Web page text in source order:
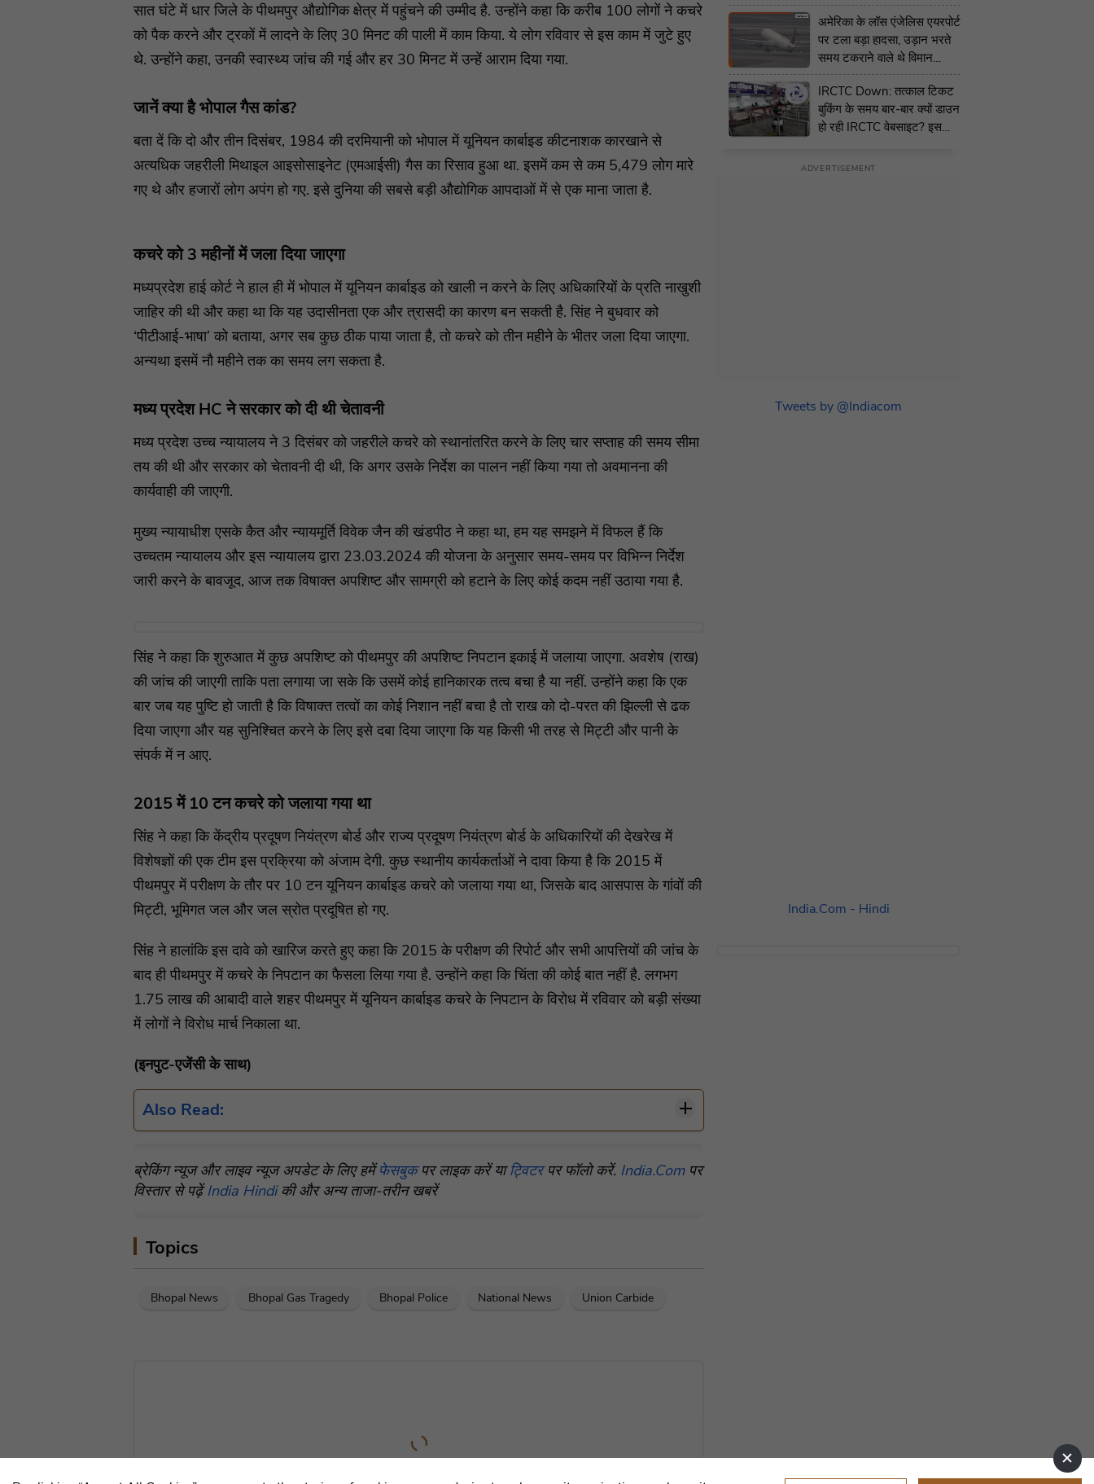
सात घंटे में धार जिले के पीथमपुर औद्योगिक क्षेत्र में पहुंचने की उम्मीद है. उन्होंने कहा कि करीब 100 लोगों ने कचरे
को पैक करने और ट्रकों में लादने के लिए 30 मिनट की पाली में काम किया. ये लोग रविवार से इस काम में जुटे हुए
थे. उन्होंने कहा, उनकी स्वास्थ्य जांच की गई और हर 30 मिनट में उन्हें आराम दिया गया.
जानें क्या है भोपाल गैस कांड?
बता दें कि दो और तीन दिसंबर, 1984 की दरमियानी को भोपाल में यूनियन कार्बाइड कीटनाशक कारखाने से
अत्यधिक जहरीली मिथाइल आइसोसाइनेट (एमआईसी) गैस का रिसाव हुआ था. इसमें कम से कम 5,479 लोग मारे
गए थे और हजारों लोग अपंग हो गए. इसे दुनिया की सबसे बड़ी औद्योगिक आपदाओं में से एक माना जाता है.
कचरे को 3 महीनों में जला दिया जाएगा
मध्यप्रदेश हाई कोर्ट ने हाल ही में भोपाल में यूनियन कार्बाइड को खाली न करने के लिए अधिकारियों के प्रति नाखुशी
जाहिर की थी और कहा था कि यह उदासीनता एक और त्रासदी का कारण बन सकती है. सिंह ने बुधवार को
‘पीटीआई-भाषा’ को बताया, अगर सब कुछ ठीक पाया जाता है, तो कचरे को तीन महीने के भीतर जला दिया जाएगा.
अन्यथा इसमें नौ महीने तक का समय लग सकता है.
मध्य प्रदेश HC ने सरकार को दी थी चेतावनी
मध्य प्रदेश उच्च न्यायालय ने 3 दिसंबर को जहरीले कचरे को स्थानांतरित करने के लिए चार सप्ताह की समय सीमा
तय की थी और सरकार को चेतावनी दी थी, कि अगर उसके निर्देश का पालन नहीं किया गया तो अवमानना की ​​
कार्यवाही की जाएगी.
मुख्य न्यायाधीश एसके कैत और न्यायमूर्ति विवेक जैन की खंडपीठ ने कहा था, हम यह समझने में विफल हैं कि
उच्चतम न्यायालय और इस न्यायालय द्वारा 23.03.2024 की योजना के अनुसार समय-समय पर विभिन्न निर्देश
जारी करने के बावजूद, आज तक विषाक्त अपशिष्ट और सामग्री को हटाने के लिए कोई कदम नहीं उठाया गया है.
सिंह ने कहा कि शुरुआत में कुछ अपशिष्ट को पीथमपुर की अपशिष्ट निपटान इकाई में जलाया जाएगा. अवशेष (राख)
की जांच की जाएगी ताकि पता लगाया जा सके कि उसमें कोई हानिकारक तत्व बचा है या नहीं. उन्होंने कहा कि एक
बार जब यह पुष्टि हो जाती है कि विषाक्त तत्वों का कोई निशान नहीं बचा है तो राख को दो-परत की झिल्ली से ढक
दिया जाएगा और यह सुनिश्चित करने के लिए इसे दबा दिया जाएगा कि यह किसी भी तरह से मिट्टी और पानी के
संपर्क में न आए.
2015 में 10 टन कचरे को जलाया गया था
सिंह ने कहा कि केंद्रीय प्रदूषण नियंत्रण बोर्ड और राज्य प्रदूषण नियंत्रण बोर्ड के अधिकारियों की देखरेख में
विशेषज्ञों की एक टीम इस प्रक्रिया को अंजाम देगी. कुछ स्थानीय कार्यकर्ताओं ने दावा किया है कि 2015 में
पीथमपुर में परीक्षण के तौर पर 10 टन यूनियन कार्बाइड कचरे को जलाया गया था, जिसके बाद आसपास के गांवों की
मिट्टी, भूमिगत जल और जल स्रोत प्रदूषित हो गए.
सिंह ने हालांकि इस दावे को खारिज करते हुए कहा कि 2015 के परीक्षण की रिपोर्ट और सभी आपत्तियों की जांच के
बाद ही पीथमपुर में कचरे के निपटान का फैसला लिया गया है. उन्होंने कहा कि चिंता की कोई बात नहीं है. लगभग
1.75 लाख की आबादी वाले शहर पीथमपुर में यूनियन कार्बाइड कचरे के निपटान के विरोध में रविवार को बड़ी संख्या
में लोगों ने विरोध मार्च निकाला था.
(इनपुट-एजेंसी के साथ)
Also Read:
ब्रेकिंग न्यूज और लाइव न्यूज अपडेट के लिए हमेंफेसबुकपर लाइक करें याट्विटरपर फॉलो करें. India.Comपर
विस्तार से पढ़ेंIndia Hindiकी और अन्य ताजा-तरीन खबरें
Topics
Bhopal News Bhopal Gas Tragedy Bhopal Police National News Union Carbide
अमेरिका के लॉस एंजेलिस एयरपोर्ट
पर टला बड़ा हादसा, उड़ान भरते
समय टकराने वाले थे विमान
लेकिन तभी... | VIDEO
IRCTC Down: तत्काल टिकट
बुकिंग के समय बार-बार क्यों डाउन
हो रही IRCTC वेबसाइट? इस
Tweets by @Indiacom
India.Com - Hindi